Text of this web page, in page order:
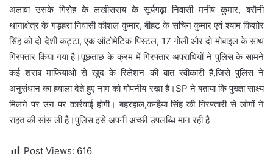
अलावा उसके गिरोह के लखीसराय के सूर्यगढ़ा निवासी मनीष कुमार, बरौनी
थानाक्षेत्र के गड़हरा निवासी कौशल कुमार, बीहट के सचिन कुमार एवं श्याम किशोर
सिंह को दो देशी कट्टा, एक ऑटोमेटिक पिस्टल, 17 गोली और दो मोबाइल के साथ
गिरफ्तार किया गया है।पूछताछ के क्रम में गिरफ्तार अपराधियों ने पुलिस के सामने
कई शराब माफियाओं से खुद के रिलेशन की बात स्वीकारी है,जिसे पुलिस ने
अनुसंधान का हवाला देते हुए नाम को गोपनीय रखा है।SP ने बताया कि पुख्ता साक्ष्य
मिलने पर उन पर कार्रवाई होगी। बहरहाल,कन्हैया सिंह की गिरफ्तारी से लोगों ने
राहत की सांस ली है।पुलिस इसे अपनी अच्छी उपलब्धि मान रही है
Post Views: 616